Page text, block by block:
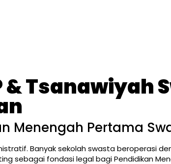
& Tsanawiyah
Menengah Pertama
Banyak sekolah swasta beroperasi
sebagai fondasi legal bagi Pendidikan